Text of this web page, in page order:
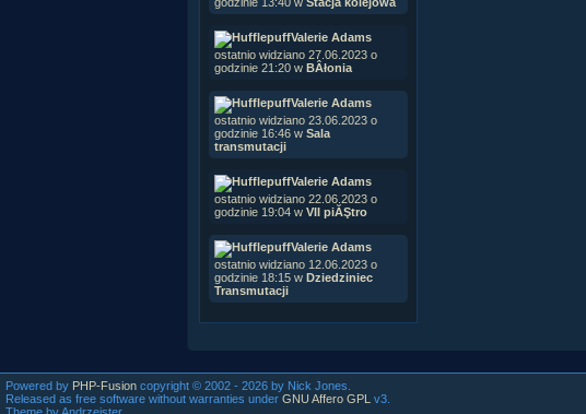
Valerie Adams
ostatnio widziano 27.06.2023 o
godzinie 21:20 w BÂłonia
Valerie Adams
ostatnio widziano 23.06.2023 o
godzinie 16:46 w Sala
transmutacji
Valerie Adams
ostatnio widziano 22.06.2023 o
godzinie 19:04 w VII piĂŞtro
Valerie Adams
ostatnio widziano 12.06.2023 o
godzinie 18:15 w Dziedziniec
Transmutacji
Powered by PHP-Fusion copyright © 2002 - 2026 by Nick Jones.
Released as free software without warranties under GNU Affero GPL
v3.